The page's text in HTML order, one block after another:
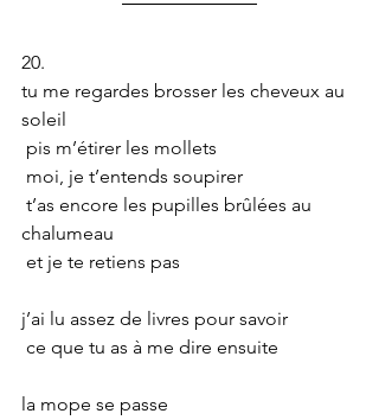
20.
tu me regardes brosser les cheveux au
soleil
pis m’étirer les mollets
moi, je t’entends soupirer
chalumeau
et je te retiens pas
j’ai lu assez de livres pour savoir
ce que tu as à me dire ensuite
la mope se passe